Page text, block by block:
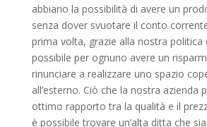
abbiano la possibilità di avere un
senza dover svuotare il conto
prima volta, grazie alla nostra politica
possibile per ognuno avere un
rinunciare a realizzare uno spazio
all’esterno. Ciò che la nostra azienda
ottimo rapporto tra la qualità e il
è possibile trovare un’alta ditta che